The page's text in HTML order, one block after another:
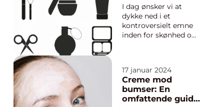
og kosmetik. Der er
en bred vi...
behandling
I dag ønsker vi at
dykke ned i et
kontroversielt emne
inden for skønhed og
har skabt debat
blandt
hudplejeentusiaster i
årevis. Er det virkelig
17 januar 2024
Creme mod
bumser: En
omfattende guide